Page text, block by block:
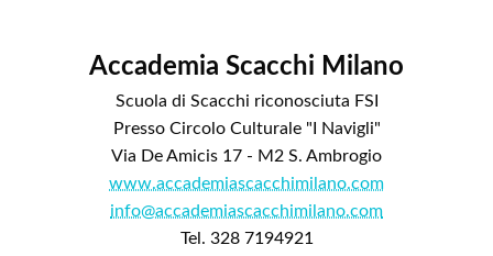
Accademia Scacchi Milano
Scuola di Scacchi riconosciuta FSI
Presso Circolo Culturale "I Navigli"
Via De Amicis 17 - M2 S. Ambrogio
www.accademiascacchimilano.com
info@accademiascacchimilano.com
Tel. 328 7194921